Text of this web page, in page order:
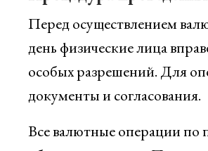
Перед осуществлением
день физические лица
особых разрешений. Для
документы и согласования.
Все валютные операции по